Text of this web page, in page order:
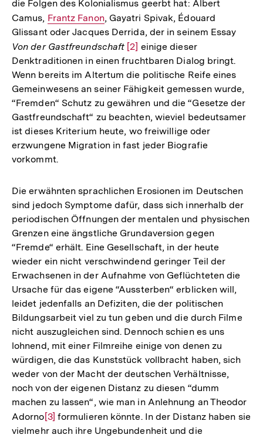
die Folgen des Kolonialismus geerbt hat: Albert
Camus, Interner
Link:
Frantz Fanon, Gayatri Spivak, Édouard
Glissant oder Jacques Derrida, der in seinem Essay
Von der Gastfreundschaft Zur
Auflösung
der
Fußnote
[2] einige dieser
Denktraditionen in einen fruchtbaren Dialog bringt.
Wenn bereits im Altertum die politische Reife eines
Gemeinwesens an seiner Fähigkeit gemessen wurde,
“Fremden“ Schutz zu gewähren und die “Gesetze der
Gastfreundschaft“ zu beachten, wieviel bedeutsamer
ist dieses Kriterium heute, wo freiwillige oder
erzwungene Migration in fast jeder Biografie
vorkommt.
Die erwähnten sprachlichen Erosionen im Deutschen
sind jedoch Symptome dafür, dass sich innerhalb der
periodischen Öffnungen der mentalen und physischen
Grenzen eine ängstliche Grundaversion gegen
“Fremde“ erhält. Eine Gesellschaft, in der heute
wieder ein nicht verschwindend geringer Teil der
Erwachsenen in der Aufnahme von Geflüchteten die
Ursache für das eigene “Aussterben“ erblicken will,
leidet jedenfalls an Defiziten, die der politischen
Bildungsarbeit viel zu tun geben und die durch Filme
nicht auszugleichen sind. Dennoch schien es uns
lohnend, mit einer Filmreihe einige von denen zu
würdigen, die das Kunststück vollbracht haben, sich
weder von der Macht der deutschen Verhältnisse,
noch von der eigenen Distanz zu diesen “dumm
machen zu lassen“, wie man in Anlehnung an Theodor
AdornoZur
Auflösung
[3] formulieren könnte. In der Distanz haben sie
vielmehr auch ihre Ungebundenheit und die